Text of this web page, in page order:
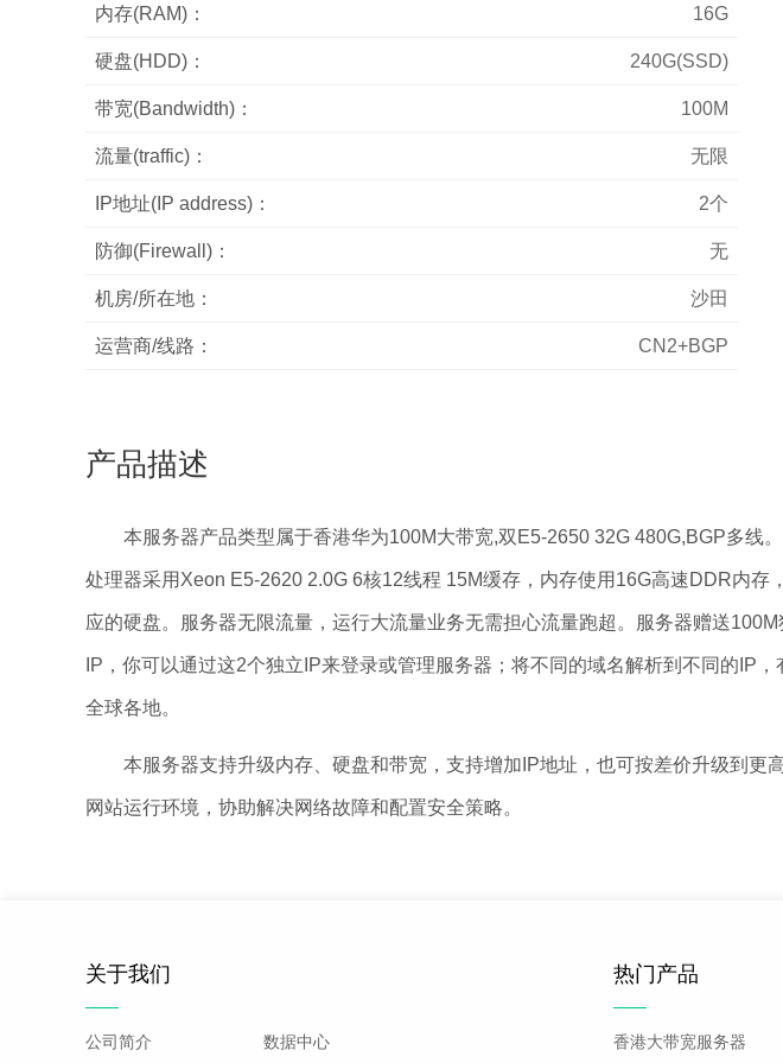
内存(RAM)： 16G
硬盘(HDD)： 240G(SSD)
带宽(Bandwidth)： 100M
流量(traffic)： 无限
IP地址(IP address)： 2个
防御(Firewall)： 无
机房/所在地： 沙田
运营商/线路： CN2+BGP
产品描述
本服务器产品类型属于香港华为100M大带宽,双E5-2650 32G 480G,BGP多线
处理器采用Xeon E5-2620 2.0G 6核12线程 15M缓存，内存使用16G高速DDR内
应的硬盘。服务器无限流量，运行大流量业务无需担心流量跑超。服务器赠送
IP，你可以通过这2个独立IP来登录或管理服务器；将不同的域名解析到不同的IP
全球各地。
本服务器支持升级内存、硬盘和带宽，支持增加IP地址，也可按差价升级到更
网站运行环境，协助解决网络故障和配置安全策略。
关于我们
公司简介 数据中心
热门产品
香港大带宽服务器